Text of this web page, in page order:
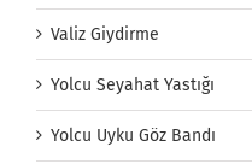
Valiz Giydirme
Yolcu Seyahat Yastığı
Yolcu Uyku Göz Bandı